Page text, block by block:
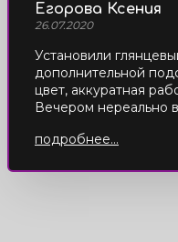
Егорова Ксения
26.07.2020
Установили
дополнительной
цвет, аккуратная
Вечером нереально
подробнее...